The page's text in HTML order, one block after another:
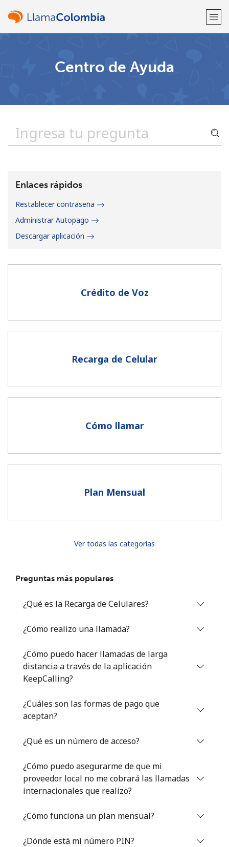
Un caracter especial
Al abrir una cuenta en este sitio web, estoy de acuerdo con
¿Olvidaste tu contraseña? →
Iniciar Sesión
Centro de Ayuda
Crédito de Voz
Recarga de Celular
Cómo llamar
Plan Mensual
Ver todas las categorías
Preguntas más populares
¿Qué es la Recarga de Celulares?
¿Cómo realizo una llamada?
¿Cómo puedo hacer llamadas de larga
distancia a través de la aplicación
KeepCalling?
¿Cuáles son las formas de pago que
aceptan?
¿Qué es un número de acceso?
¿Cómo puedo asegurarme de que mi
proveedor local no me cobrará las llamadas
internacionales que realizo?
¿Cómo funciona un plan mensual?
¿Dónde está mi número PIN?
Enlaces rápidos
Restablecer contraseña
Administrar Autopago
Descargar aplicación